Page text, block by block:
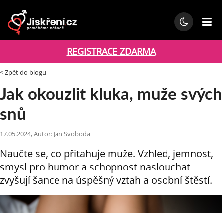
REGISTRACE ZDARMA
< Zpět do blogu
Jak okouzlit kluka, muže svých
snů
17.05.2024, Autor: Jan Svoboda
Naučte se, co přitahuje muže. Vzhled, jemnost,
smysl pro humor a schopnost naslouchat
zvyšují šance na úspěšný vztah a osobní štěstí.